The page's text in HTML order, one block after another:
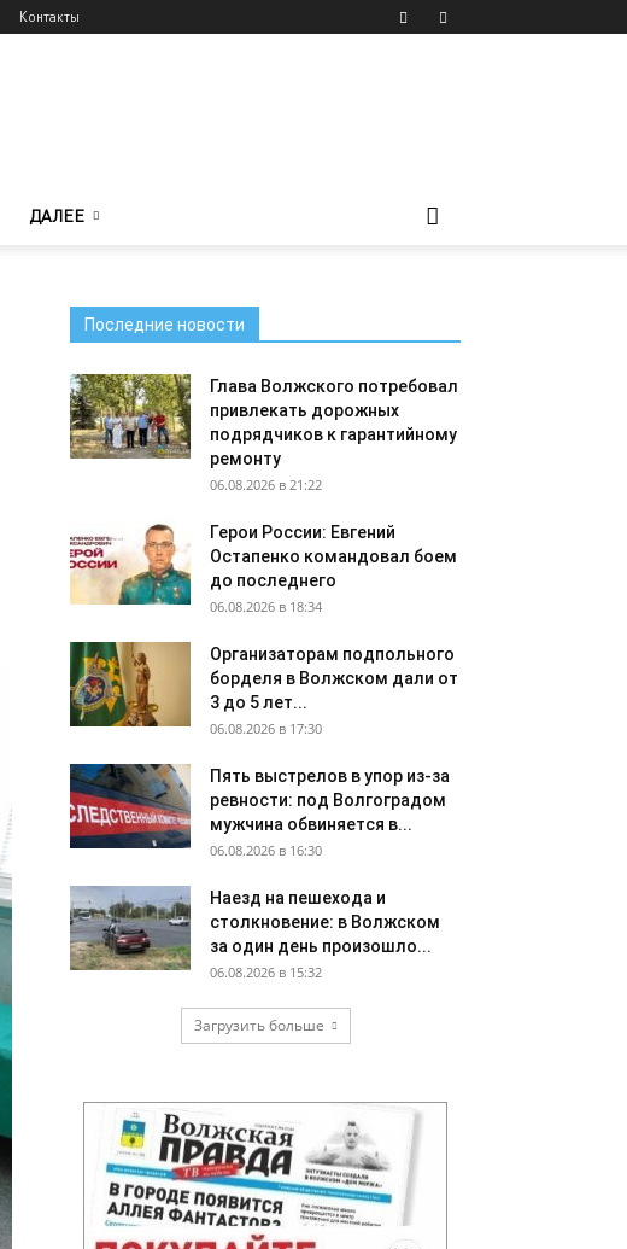
Контакты
ДАЛЕЕ
Последние новости
Глава Волжского потребовал
привлекать дорожных
подрядчиков к гарантийному
ремонту
06.08.2026 в 21:22
Герои России: Евгений
Остапенко командовал боем
до последнего
06.08.2026 в 18:34
Организаторам подпольного
борделя в Волжском дали от
3 до 5 лет...
06.08.2026 в 17:30
Пять выстрелов в упор из-за
ревности: под Волгоградом
мужчина обвиняется в...
06.08.2026 в 16:30
Наезд на пешехода и
столкновение: в Волжском
за один день произошло...
06.08.2026 в 15:32
Загрузить больше